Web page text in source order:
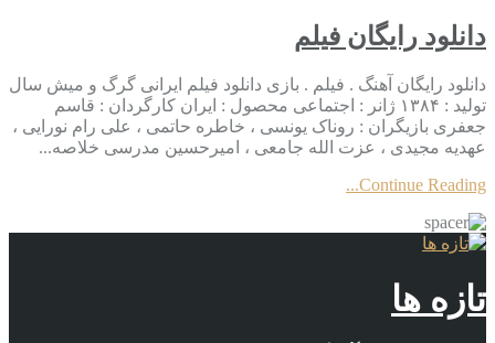
دانلود رایگان فیلم
دانلود رایگان آهنگ . فیلم . بازی دانلود فیلم ایرانی گرگ و میش سال
تولید : ۱۳۸۴ ژانر : اجتماعی محصول : ایران کارگردان : قاسم
جعفری بازیگران : روناک یونسی ، خاطره حاتمی ، علی رام نورایی ،
عهدیه مجیدی ، عزت الله جامعی ، امیرحسین مدرسی خلاصه...
Continue Reading...
تازه ها